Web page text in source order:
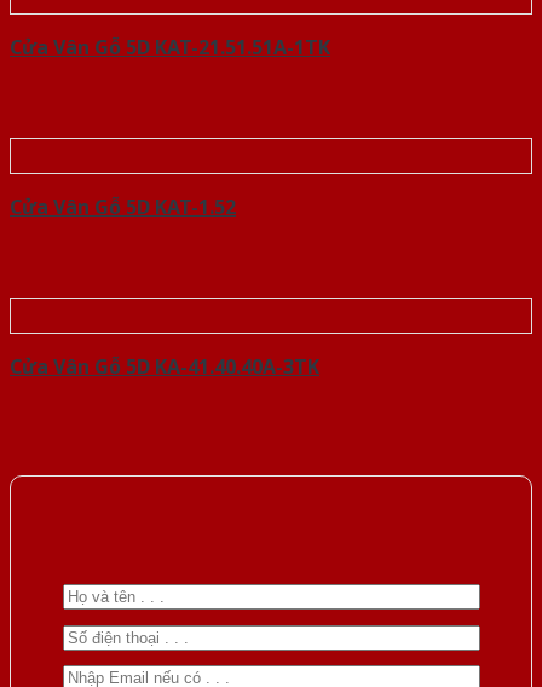
Cửa Vân Gỗ 5D KAT-21.51.51A-1TK
Cửa Vân Gỗ 5D KAT-1.52
Cửa Vân Gỗ 5D KA-41.40.40A-3TK